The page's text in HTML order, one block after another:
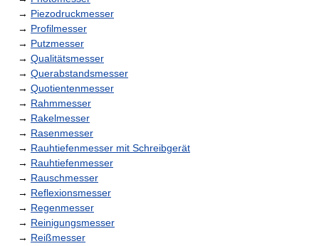
→ Piezodruckmesser
→ Profilmesser
→ Putzmesser
→ Qualitätsmesser
→ Querabstandsmesser
→ Quotientenmesser
→ Rahmmesser
→ Rakelmesser
→ Rasenmesser
→ Rauhtiefenmesser mit Schreibgerät
→ Rauhtiefenmesser
→ Rauschmesser
→ Reflexionsmesser
→ Regenmesser
→ Reinigungsmesser
→ Reißmesser